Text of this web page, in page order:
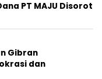
PT MAJU Disorot
Gibran
dan